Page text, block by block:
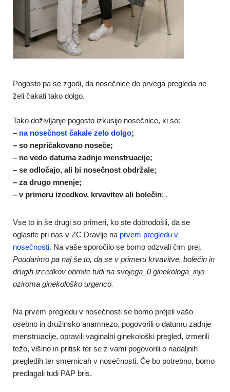
Pogosto pa se zgodi, da nosečnice do prvega pregleda ne
želi čakati tako dolgo.
Tako doživljanje pogosto izkusijo nosečnice, ki so:
– na nosečnost čakale zelo dolgo;
– so nepričakovano noseče;
– ne vedo datuma zadnje menstruacije;
– se odločajo, ali bi nosečnost obdržale;
– za drugo mnenje;
– v primeru izcedkov, krvavitev ali bolečin; .
Vse to in še drugi so primeri, ko ste dobrodošli, da se
oglasite pri nas v ZC Dravlje na prvem pregledu v
nosečnosti. Na vaše sporočilo se bomo odzvali čim prej.
Poudarimo pa naj še to, da se v primeru krvavitve, bolečin in
drugih izcedkov obrnite tudi na svojega_0 ginekologa_injo
oziroma ginekološko urgenco.
Na prvem pregledu v nosečnosti se bomo prejeli vašo
osebno in družinsko anamnezo, pogovorili o datumu zadnje
menstruacije, opravili vaginalni ginekološki pregled, izmerili
težo, višino in pritisk ter se z vami pogovorili o nadaljnih
pregledih ter smernicah v nosečnosti. Če bo potrebno, bomo
predlagali tudi PAP bris.